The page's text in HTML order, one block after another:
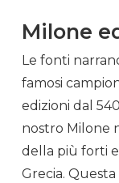
Milone
Le fonti
famosi
edizioni dal
nostro Milone
della più forti
Grecia.